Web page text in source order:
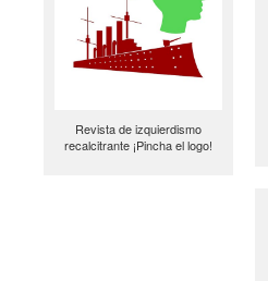
Revista de izquierdismo
recalcitrante ¡Pincha el logo!